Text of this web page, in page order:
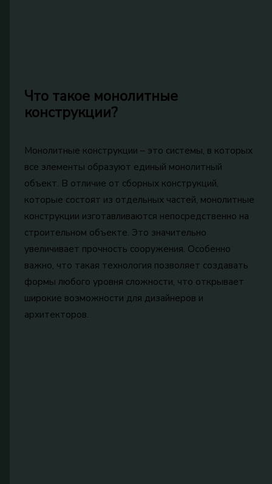
Что такое монолитные
конструкции?
Монолитные конструкции – это системы, в которых
все элементы образуют единый монолитный
объект. В отличие от сборных конструкций,
которые состоят из отдельных частей, монолитные
конструкции изготавливаются непосредственно на
строительном объекте. Это значительно
увеличивает прочность сооружения. Особенно
важно, что такая технология позволяет создавать
формы любого уровня сложности, что открывает
широкие возможности для дизайнеров и
архитекторов.